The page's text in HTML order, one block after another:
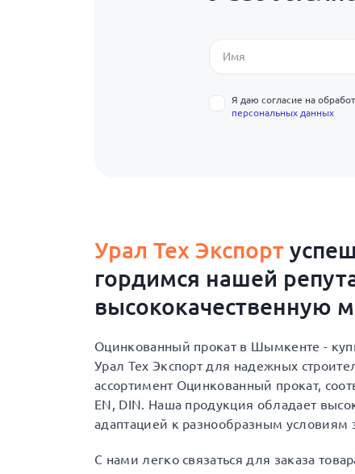
Я даю согласие на
персональных данных
Урал Тех Экспорт
гордимся нашей
высококачественную
Оцинкованный прокат в Шымкентe -
Урал Тех Экспорт для надежных
ассортимент Оцинкованный прокат,
EN, DIN. Наша продукция обладает
адаптацией к разнообразным условиям
С нами легко связаться для заказа